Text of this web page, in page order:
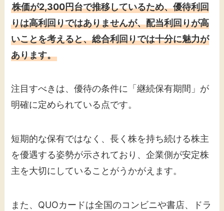
株価が2,300円台で推移しているため、優待利回
りは高利回りではありませんが、配当利回りが高
いことを考えると、総合利回りでは十分に魅力が
あります。
注目すべきは、優待の条件に「継続保有期間」が
明確に定められている点です。
短期的な保有ではなく、長く株を持ち続ける株主
を優遇する姿勢が示されており、企業側が安定株
主を大切にしていることがうかがえます。
また、QUOカードは全国のコンビニや書店、ドラ